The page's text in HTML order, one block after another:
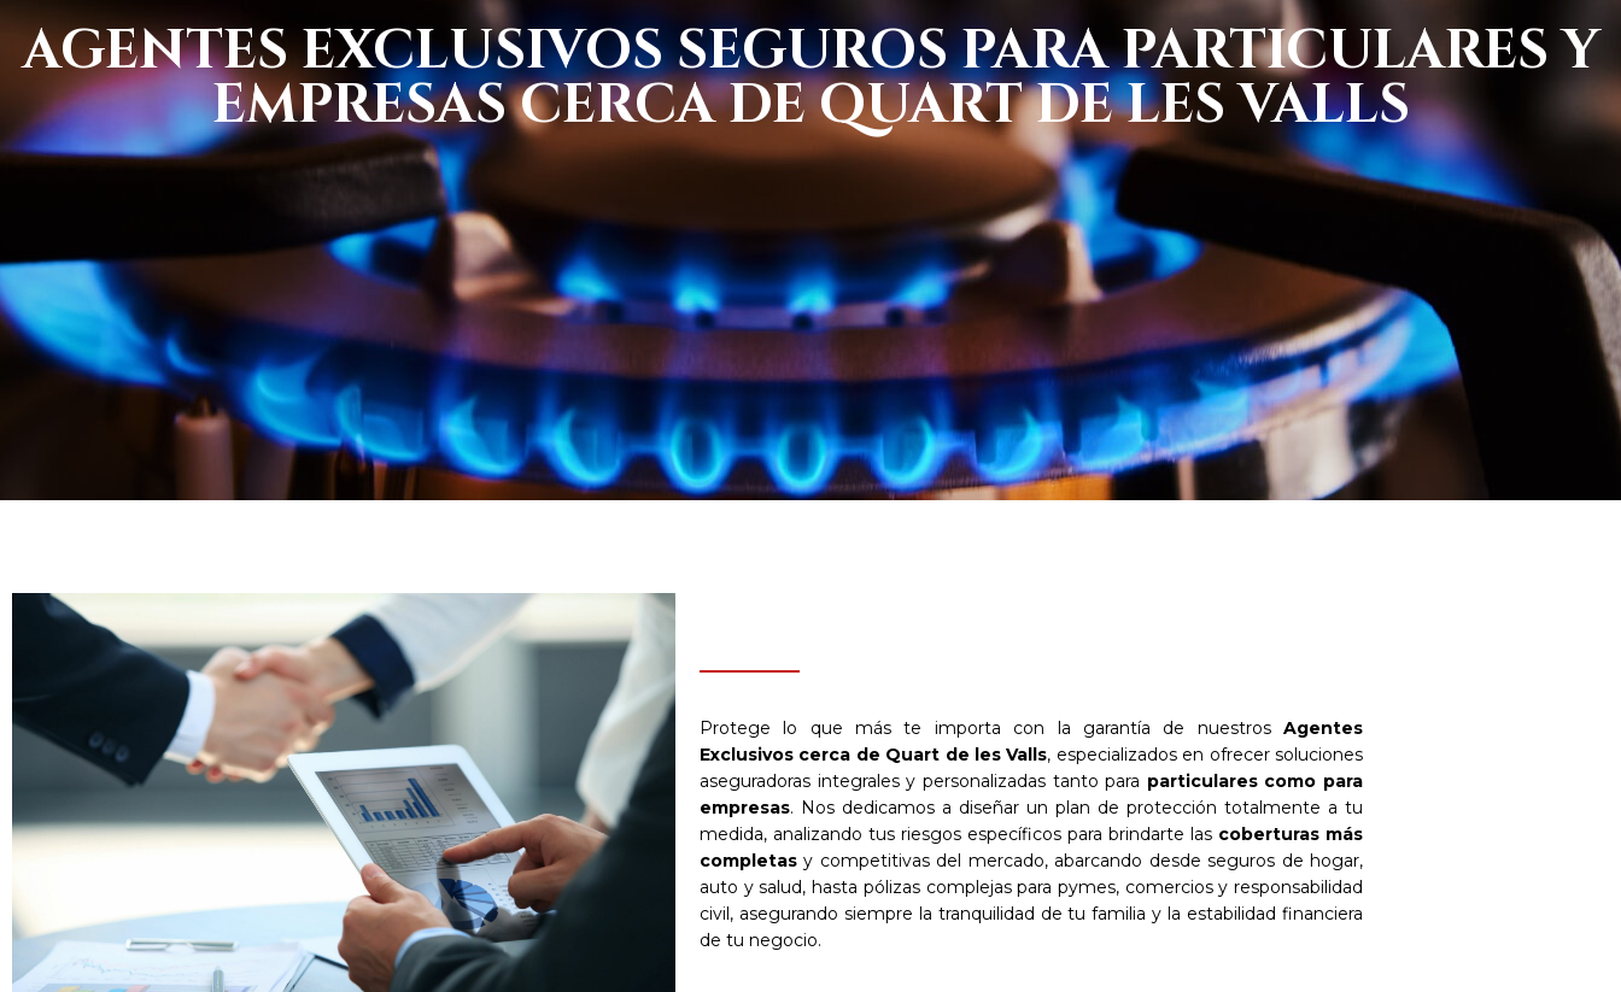
AGENTES EXCLUSIVOS SEGUROS PARA PARTICULARES Y
EMPRESAS CERCA DE QUART DE LES VALLS
Protege lo que más te importa con la garantía de nuestros Agentes
Exclusivos cerca de Quart de les Valls, especializados en ofrecer soluciones
aseguradoras integrales y personalizadas tanto para particulares como para
empresas. Nos dedicamos a diseñar un plan de protección totalmente a tu
medida, analizando tus riesgos específicos para brindarte las coberturas más
completas y competitivas del mercado, abarcando desde seguros de hogar,
auto y salud, hasta pólizas complejas para pymes, comercios y responsabilidad
civil, asegurando siempre la tranquilidad de tu familia y la estabilidad financiera
de tu negocio.